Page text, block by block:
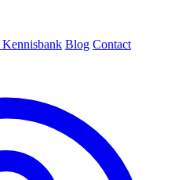
Kennisbank Blog Contact